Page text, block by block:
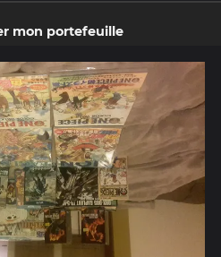
mon portefeuille